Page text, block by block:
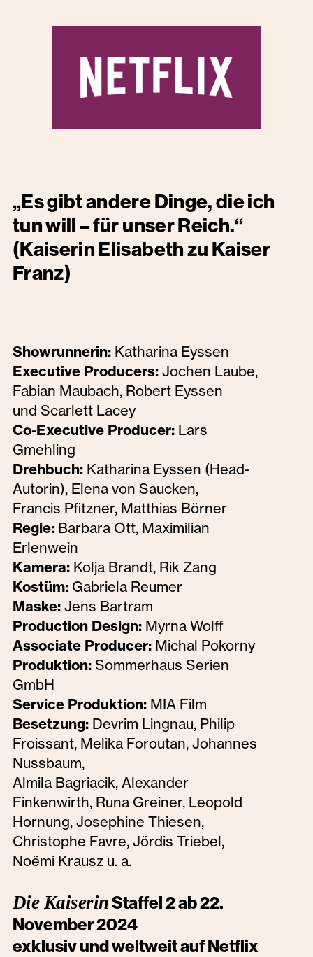
„Es gibt andere Dinge, die ich
tun will – für unser Reich.“
(Kaiserin Elisabeth zu Kaiser
Franz)
Showrunnerin: Katharina Eyssen
Executive Producers: Jochen Laube,
Fabian Maubach, Robert Eyssen
und Scarlett Lacey
Co-Executive Producer: Lars
Gmehling
Drehbuch: Katharina Eyssen (Head-
Autorin), Elena von Saucken,
Francis Pfitzner, Matthias Börner
Regie: Barbara Ott, Maximilian
Erlenwein
Kamera: Kolja Brandt, Rik Zang
Kostüm: Gabriela Reumer
Maske: Jens Bartram
Production Design:Myrna Wolff
Associate Producer: Michal Pokorny
Produktion: Sommerhaus Serien
GmbH
Service Produktion:MIA Film
Besetzung: Devrim Lingnau, Philip
Froissant, Melika Foroutan, Johannes
Nussbaum,
Almila Bagriacik, Alexander
Finkenwirth, Runa Greiner, Leopold
Hornung, Josephine Thiesen,
Christophe Favre, Jördis Triebel,
Noëmi Krausz u. a.
Die KaiserinStaffel 2 ab 22.
November 2024
exklusiv und weltweit auf Netflix